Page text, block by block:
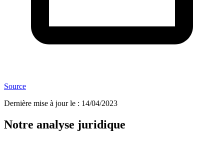
Source
Dernière mise à jour le : 14/04/2023
Notre analyse juridique